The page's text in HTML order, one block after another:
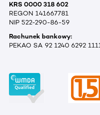
KRS 0000 318 602
REGON 141667781
NIP 522-290-86-59
Rachunek bankowy:
PEKAO SA 92 1240 6292